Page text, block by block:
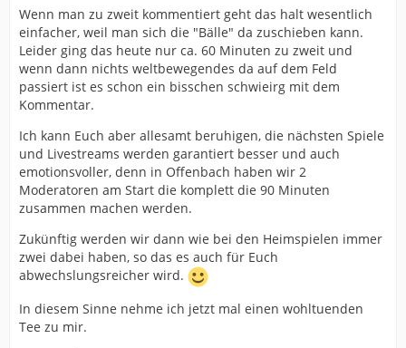
Wenn man zu zweit kommentiert geht das halt wesentlich
einfacher, weil man sich die "Bälle" da zuschieben kann.
Leider ging das heute nur ca. 60 Minuten zu zweit und
wenn dann nichts weltbewegendes da auf dem Feld
passiert ist es schon ein bisschen schwieirg mit dem
Kommentar.
Ich kann Euch aber allesamt beruhigen, die nächsten Spiele
und Livestreams werden garantiert besser und auch
emotionsvoller, denn in Offenbach haben wir 2
Moderatoren am Start die komplett die 90 Minuten
zusammen machen werden.
Zukünftig werden wir dann wie bei den Heimspielen immer
zwei dabei haben, so das es auch für Euch
abwechslungsreicher wird.
In diesem Sinne nehme ich jetzt mal einen wohltuenden
Tee zu mir.